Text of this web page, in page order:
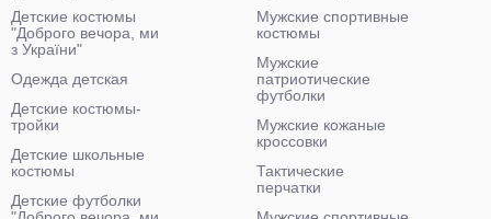
Детские костюмы
"Доброго вечора, ми
з України"
Одежда детская
Детские костюмы-
тройки
Детские школьные
костюмы
Детские футболки
Мужские спортивные
костюмы
Мужские
патриотические
футболки
Мужские кожаные
кроссовки
Тактические
перчатки